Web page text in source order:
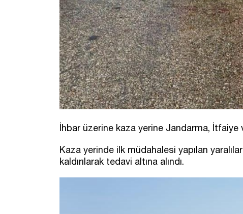
İhbar üzerine kaza yerine Jandarma, İtfaiye
Kaza yerinde ilk müdahalesi yapılan
kaldırılarak tedavi altına alındı.